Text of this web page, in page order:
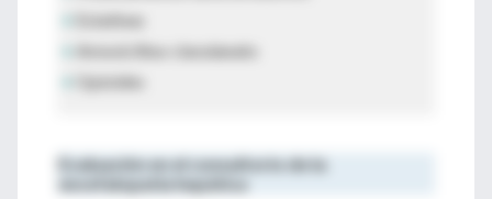
Estatinas
Amoxicilina-clavulanato
Opioides
Evaluación en el consultorio de la
encefalopatía hepática